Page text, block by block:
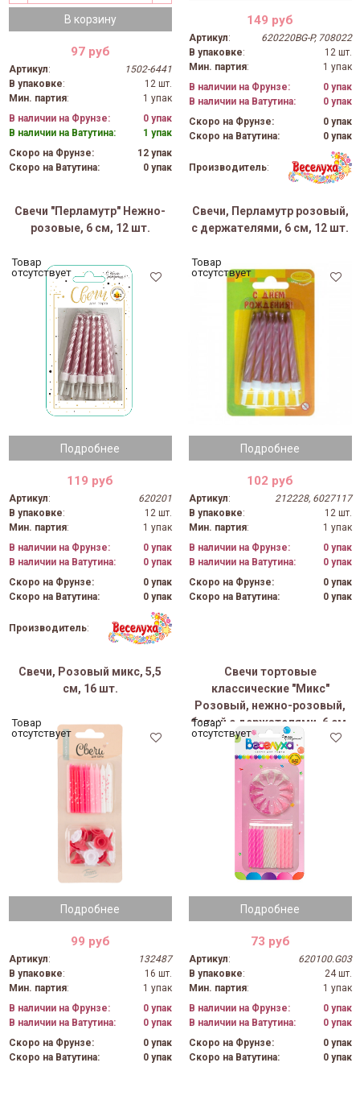
В корзину
97 руб
Артикул:
1502-6441
В упаковке:
12 шт.
Мин. партия:
1 упак
В наличии на Фрунзе:
0 упак
В наличии на Ватутина:
1 упак
Скоро на Фрунзе:
12 упак
Скоро на Ватутина:
0 упак
149 руб
Артикул:
620220BG-P, 708022
В упаковке:
12 шт.
Мин. партия:
1 упак
В наличии на Фрунзе:
0 упак
В наличии на Ватутина:
0 упак
Скоро на Фрунзе:
0 упак
Скоро на Ватутина:
0 упак
Производитель:
Свечи "Перламутр" Нежно-
розовые, 6 см, 12 шт.
Подробнее
Товар
отсутствует
119 руб
Артикул:
620201
В упаковке:
12 шт.
Мин. партия:
1 упак
В наличии на Фрунзе:
0 упак
В наличии на Ватутина:
0 упак
Скоро на Фрунзе:
0 упак
Скоро на Ватутина:
0 упак
Производитель:
Свечи, Перламутр розовый,
с держателями, 6 см, 12 шт.
Подробнее
Товар
отсутствует
102 руб
Артикул:
212228, 6027117
В упаковке:
12 шт.
Мин. партия:
1 упак
В наличии на Фрунзе:
0 упак
В наличии на Ватутина:
0 упак
Скоро на Фрунзе:
0 упак
Скоро на Ватутина:
0 упак
Свечи, Розовый микс, 5,5
см, 16 шт.
Подробнее
Товар
отсутствует
99 руб
Артикул:
132487
В упаковке:
16 шт.
Мин. партия:
1 упак
В наличии на Фрунзе:
0 упак
В наличии на Ватутина:
0 упак
Скоро на Фрунзе:
0 упак
Скоро на Ватутина:
0 упак
Свечи тортовые
классические "Микс"
Розовый, нежно-розовый,
белый с держателями, 6 см,
24 шт.
Подробнее
Товар
отсутствует
73 руб
Артикул:
620100.G03
В упаковке:
24 шт.
Мин. партия:
1 упак
В наличии на Фрунзе:
0 упак
В наличии на Ватутина:
0 упак
Скоро на Фрунзе:
0 упак
Скоро на Ватутина:
0 упак